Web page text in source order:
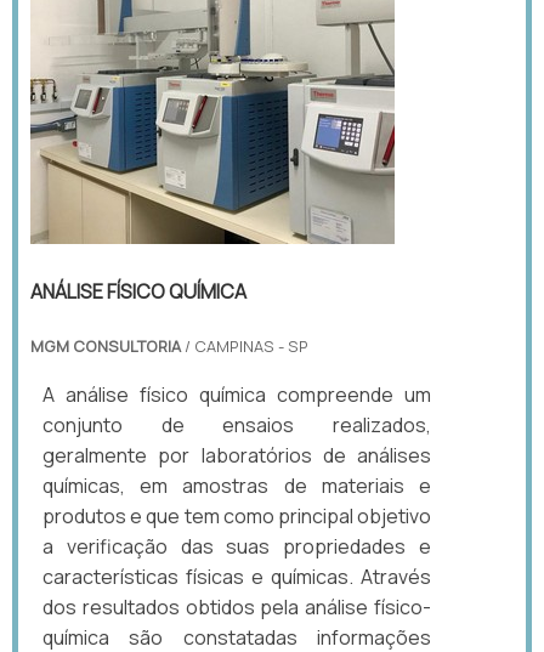
ANÁLISE FÍSICO QUÍMICA
MGM CONSULTORIA/ CAMPINAS - SP
A análise físico química compreende um
conjunto de ensaios realizados,
geralmente por laboratórios de análises
químicas, em amostras de materiais e
produtos e que tem como principal objetivo
a verificação das suas propriedades e
características físicas e químicas. Através
dos resultados obtidos pela análise físico-
química são constatadas informações